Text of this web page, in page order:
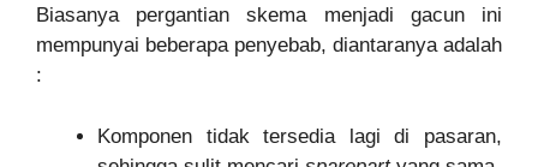
Biasanya pergantian skema menjadi gacun ini
mempunyai beberapa penyebab, diantaranya adalah
:
Komponen tidak tersedia lagi di pasaran,